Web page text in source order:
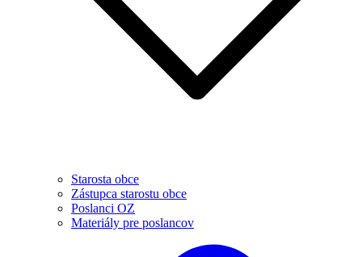
Starosta obce
Zástupca starostu obce
Poslanci OZ
Materiály pre poslancov